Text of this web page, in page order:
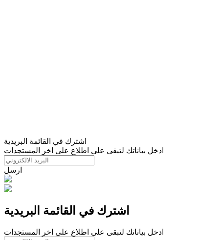
اشترك في القائمة البريدية
ادخل بياناتك لتبقى على اطلاع على اخر المستجدات
ارسل
اشترك في القائمة البريدية
ادخل بياناتك لتبقى على اطلاع على اخر المستجدات